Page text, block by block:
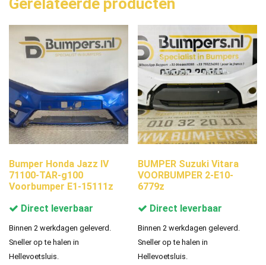
Gerelateerde producten
Bumper Honda Jazz IV
71100-TAR-g100
Voorbumper E1-15111z
Direct leverbaar
Binnen 2 werkdagen geleverd.
Sneller op te halen in
Hellevoetsluis.
BUMPER Suzuki Vitara
VOORBUMPER 2-E10-
6779z
Direct leverbaar
Binnen 2 werkdagen geleverd.
Sneller op te halen in
Hellevoetsluis.